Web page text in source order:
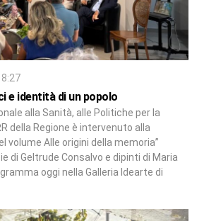
e identità di un popolo
alla Sanità, alle Politiche per la
della Regione è intervenuto alla
volume Alle origini della memoria”
di Geltrude Consalvo e dipinti di Maria
oggi nella Galleria Idearte di